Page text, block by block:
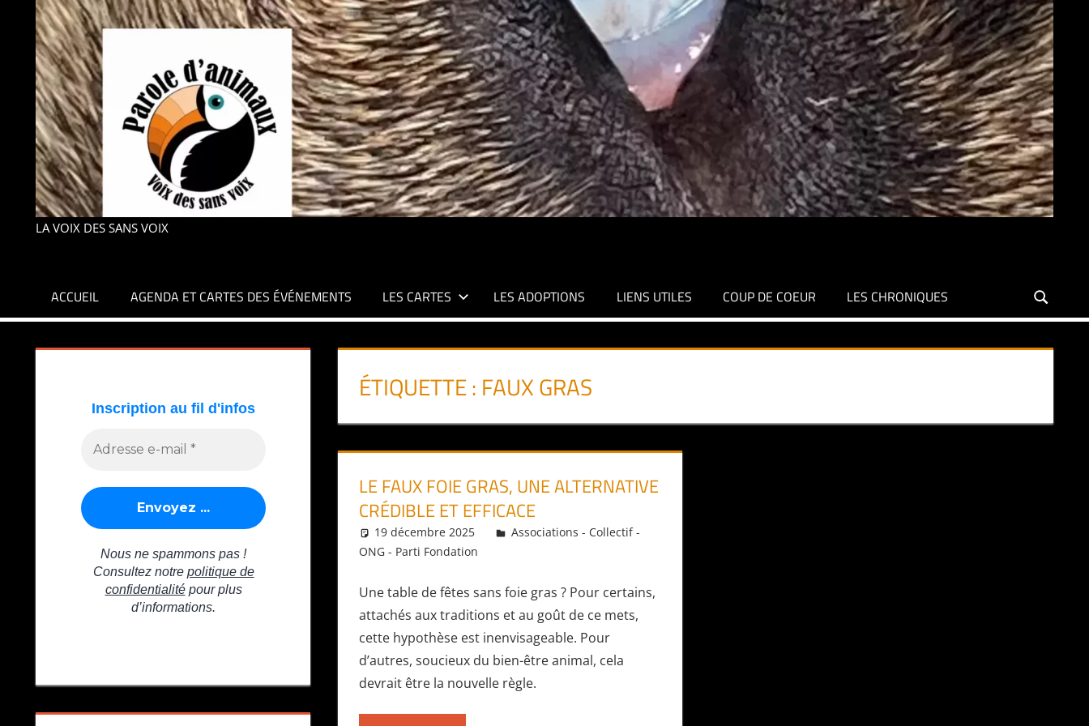
LA VOIX DES SANS VOIX
ACCUEIL AGENDA ET CARTES DES ÉVÉNEMENTS LES CARTES LES ADOPTIONS LIENS UTILES COUP DE COEUR LES CHRONIQUES
ÉTIQUETTE : FAUX GRAS
LE FAUX FOIE GRAS, UNE ALTERNATIVE
CRÉDIBLE ET EFFICACE
19 décembre 2025 Daniel
Associations - Collectif -
ONG - Parti Fondation
Une table de fêtes sans foie gras ? Pour certains,
attachés aux traditions et au goût de ce mets,
cette hypothèse est inenvisageable. Pour
d’autres, soucieux du bien-être animal, cela
devrait être la nouvelle règle.